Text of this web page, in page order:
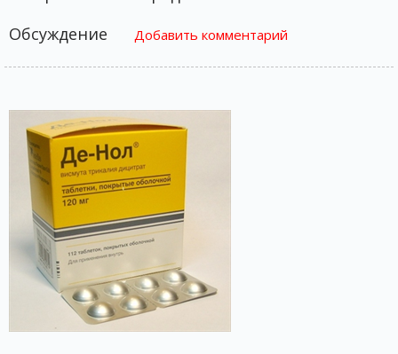
Обсуждение
Добавить комментарий